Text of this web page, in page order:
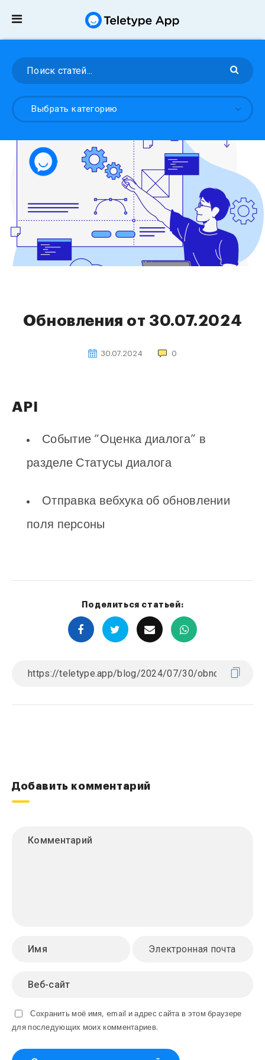
Выбрать категорию
Обновления от 30.07.2024
30.07.2024 0
API
Событие “Оценка диалога” в
разделе Статусы диалога
Отправка вебхука об обновлении
поля персоны
Поделиться статьей:
Добавить комментарий
Сохранить моё имя, email и адрес сайта в этом браузере
для последующих моих комментариев.